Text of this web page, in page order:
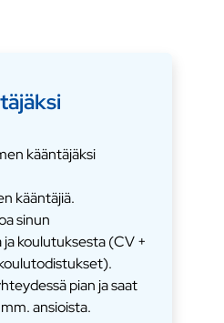
kääntäjäksi
kääntäjiä.
sinun
koulutuksesta (CV +
pian ja saat
ansioista.